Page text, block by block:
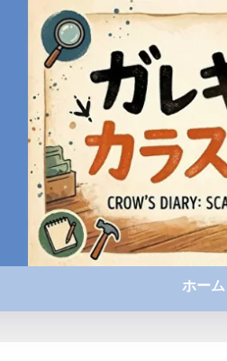
ホーム